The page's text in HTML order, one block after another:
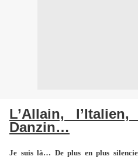
L’Allain,
Danzin…
Je suis là… De plus en plus